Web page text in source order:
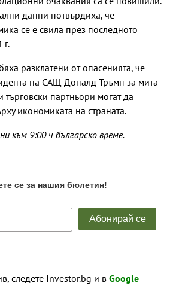
данни потвърдиха, че
се е свила през последното
г.
разклатени от опасенията, че
на САЩ Доналд Тръмп за мита
търговски партньори могат да
икономиката на страната.
към 9:00 ч българско време.
следете Investor.bg и в Google